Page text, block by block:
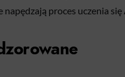
napędzają proces uczenia się